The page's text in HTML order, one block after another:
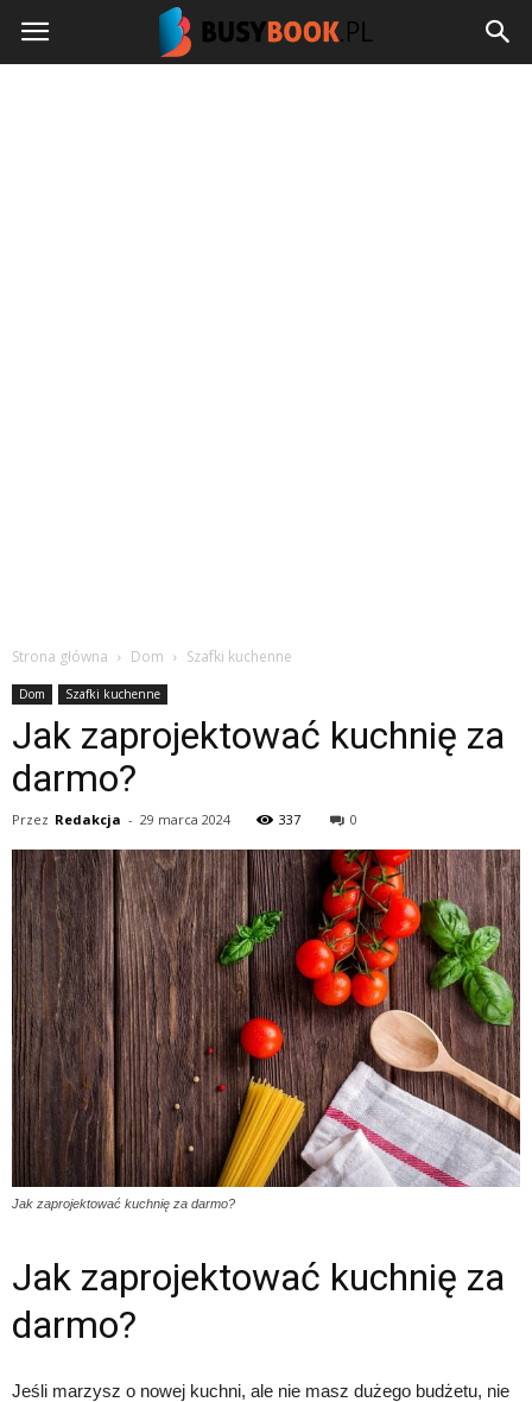
Strona główna Dom Szafki kuchenne
Dom Szafki kuchenne
Jak zaprojektować kuchnię za
darmo?
Przez Redakcja - 29 marca 2024 337 0
Jak zaprojektować kuchnię za darmo?
Jak zaprojektować kuchnię za
darmo?
Jeśli marzysz o nowej kuchni, ale nie masz dużego budżetu, nie